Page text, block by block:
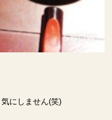
にしません(笑)